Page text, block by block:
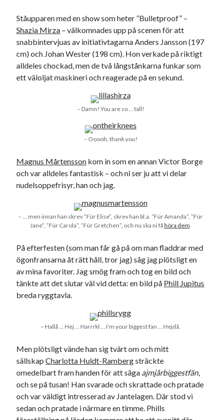
Ståupparen med en show som heter ”Bulletproof” –
Shazia Mirza – välkomnades upp på scenen för att
snabbintervjuas av initiativtagarna Anders Jansson (197
cm) och Johan Wester (198 cm). Hon verkade på riktigt
alldeles chockad, men de två långstånkarna funkar som
ett väloljat maskineri och reagerade på en sekund.
– Damn! You are so … tall!
– Ooooh, thank you!
Magnus Mårtensson kom in som en annan Victor Borge
och var alldeles fantastisk – och ni ser ju att vi delar
nudelsoppefrisyr, han och jag.
– … men innan han skrev ”Für Elise”, skrev han bl.a. ”Für Amanda”, ”Für
Jane”, ”Für Carola”, ”Für Gretchen”, och nu ska ni få höra dem.
På efterfesten (som man får gå på om man fladdrar med
ögonfransarna åt rätt håll, tror jag) såg jag plötsligt en
av mina favoriter. Jag smög fram och tog en bild och
tänkte att det slutar väl vid detta: en bild på Phill Jupitus
breda ryggtavla.
– Hallå … Hej … Harrrkl … I’m your biggest fan … Hejdå.
Men plötsligt vände han sig tvärt om och mitt
sällskapCharlotta Huldt-Rambergsträckte
omedelbart fram handen för att säga ajmjårbiggestfän,
och se på tusan! Han svarade och skrattade och pratade
och var väldigt intresserad av Jantelagen. Där stod vi
sedan och pratade i närmare en timme. Phills